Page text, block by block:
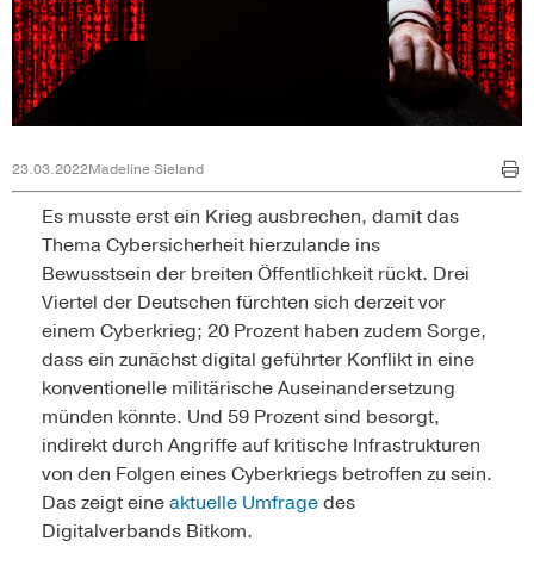
23.03.2022Madeline Sieland
Es musste erst ein Krieg ausbrechen, damit das
Thema Cybersicherheit hierzulande ins
Bewusstsein der breiten Öffentlichkeit rückt. Drei
Viertel der Deutschen fürchten sich derzeit vor
einem Cyberkrieg; 20 Prozent haben zudem Sorge,
dass ein zunächst digital geführter Konflikt in eine
konventionelle militärische Auseinandersetzung
münden könnte. Und 59 Prozent sind besorgt,
indirekt durch Angriffe auf kritische Infrastrukturen
von den Folgen eines Cyberkriegs betroffen zu sein.
Das zeigt eineaktuelle Umfragedes
Digitalverbands Bitkom.